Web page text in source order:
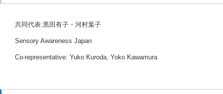
共同代表:黒田有子・河村葉子
Sensory Awareness Japan
Co-representative: Yuko Kuroda, Yoko Kawamura